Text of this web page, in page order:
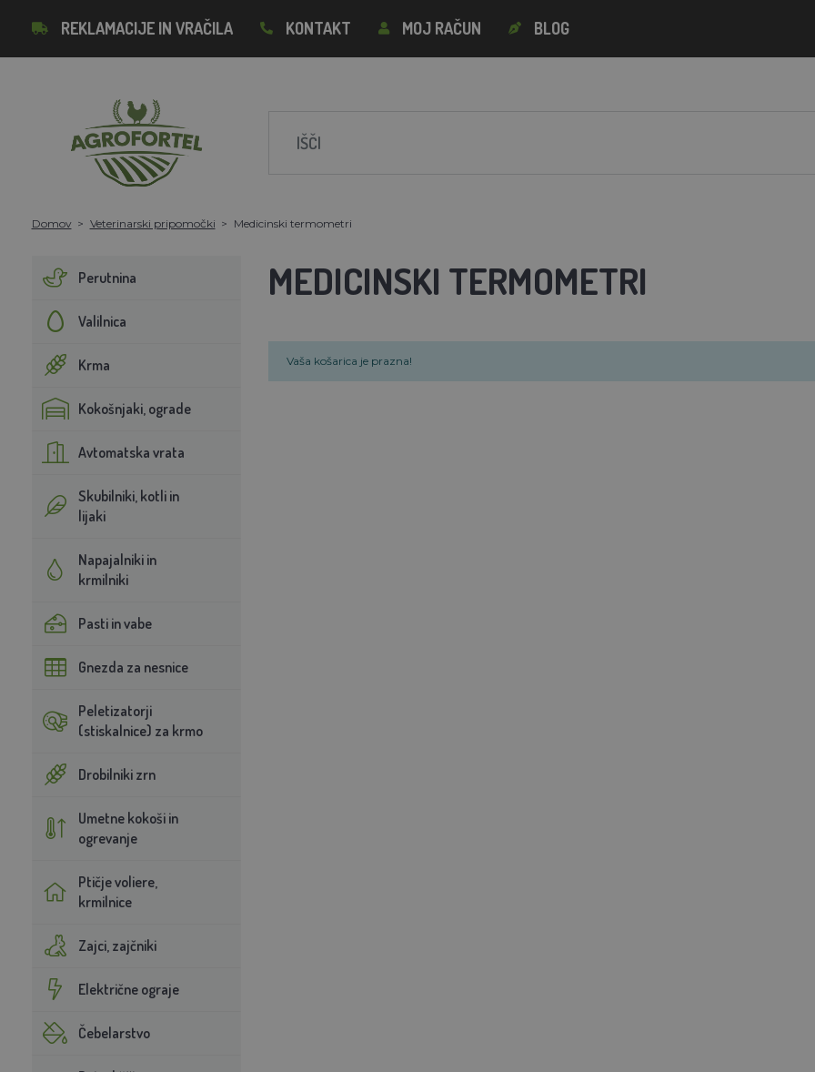
REKLAMACIJE IN VRAČILA KONTAKT MOJ RAČUN BLOG
Domov Veterinarski pripomočki Medicinski termometri
Perutnina
Valilnica
Krma
Kokošnjaki, ograde
Avtomatska vrata
Skubilniki, kotli in
lijaki
Napajalniki in
krmilniki
Pasti in vabe
Gnezda za nesnice
Peletizatorji
(stiskalnice) za krmo
Drobilniki zrn
Umetne kokoši in
ogrevanje
Ptičje voliere,
krmilnice
Zajci, zajčniki
Električne ograje
Čebelarstvo
MEDICINSKI TERMOMETRI
Vaša košarica je prazna!